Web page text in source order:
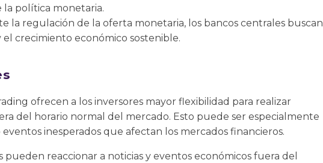
la política monetaria.
la regulación de la oferta monetaria, los bancos centrales buscan
crecimiento económico sostenible.
ofrecen a los inversores mayor flexibilidad para realizar
del horario normal del mercado. Esto puede ser especialmente
inesperados que afectan los mercados financieros.
pueden reaccionar a noticias y eventos económicos fuera del